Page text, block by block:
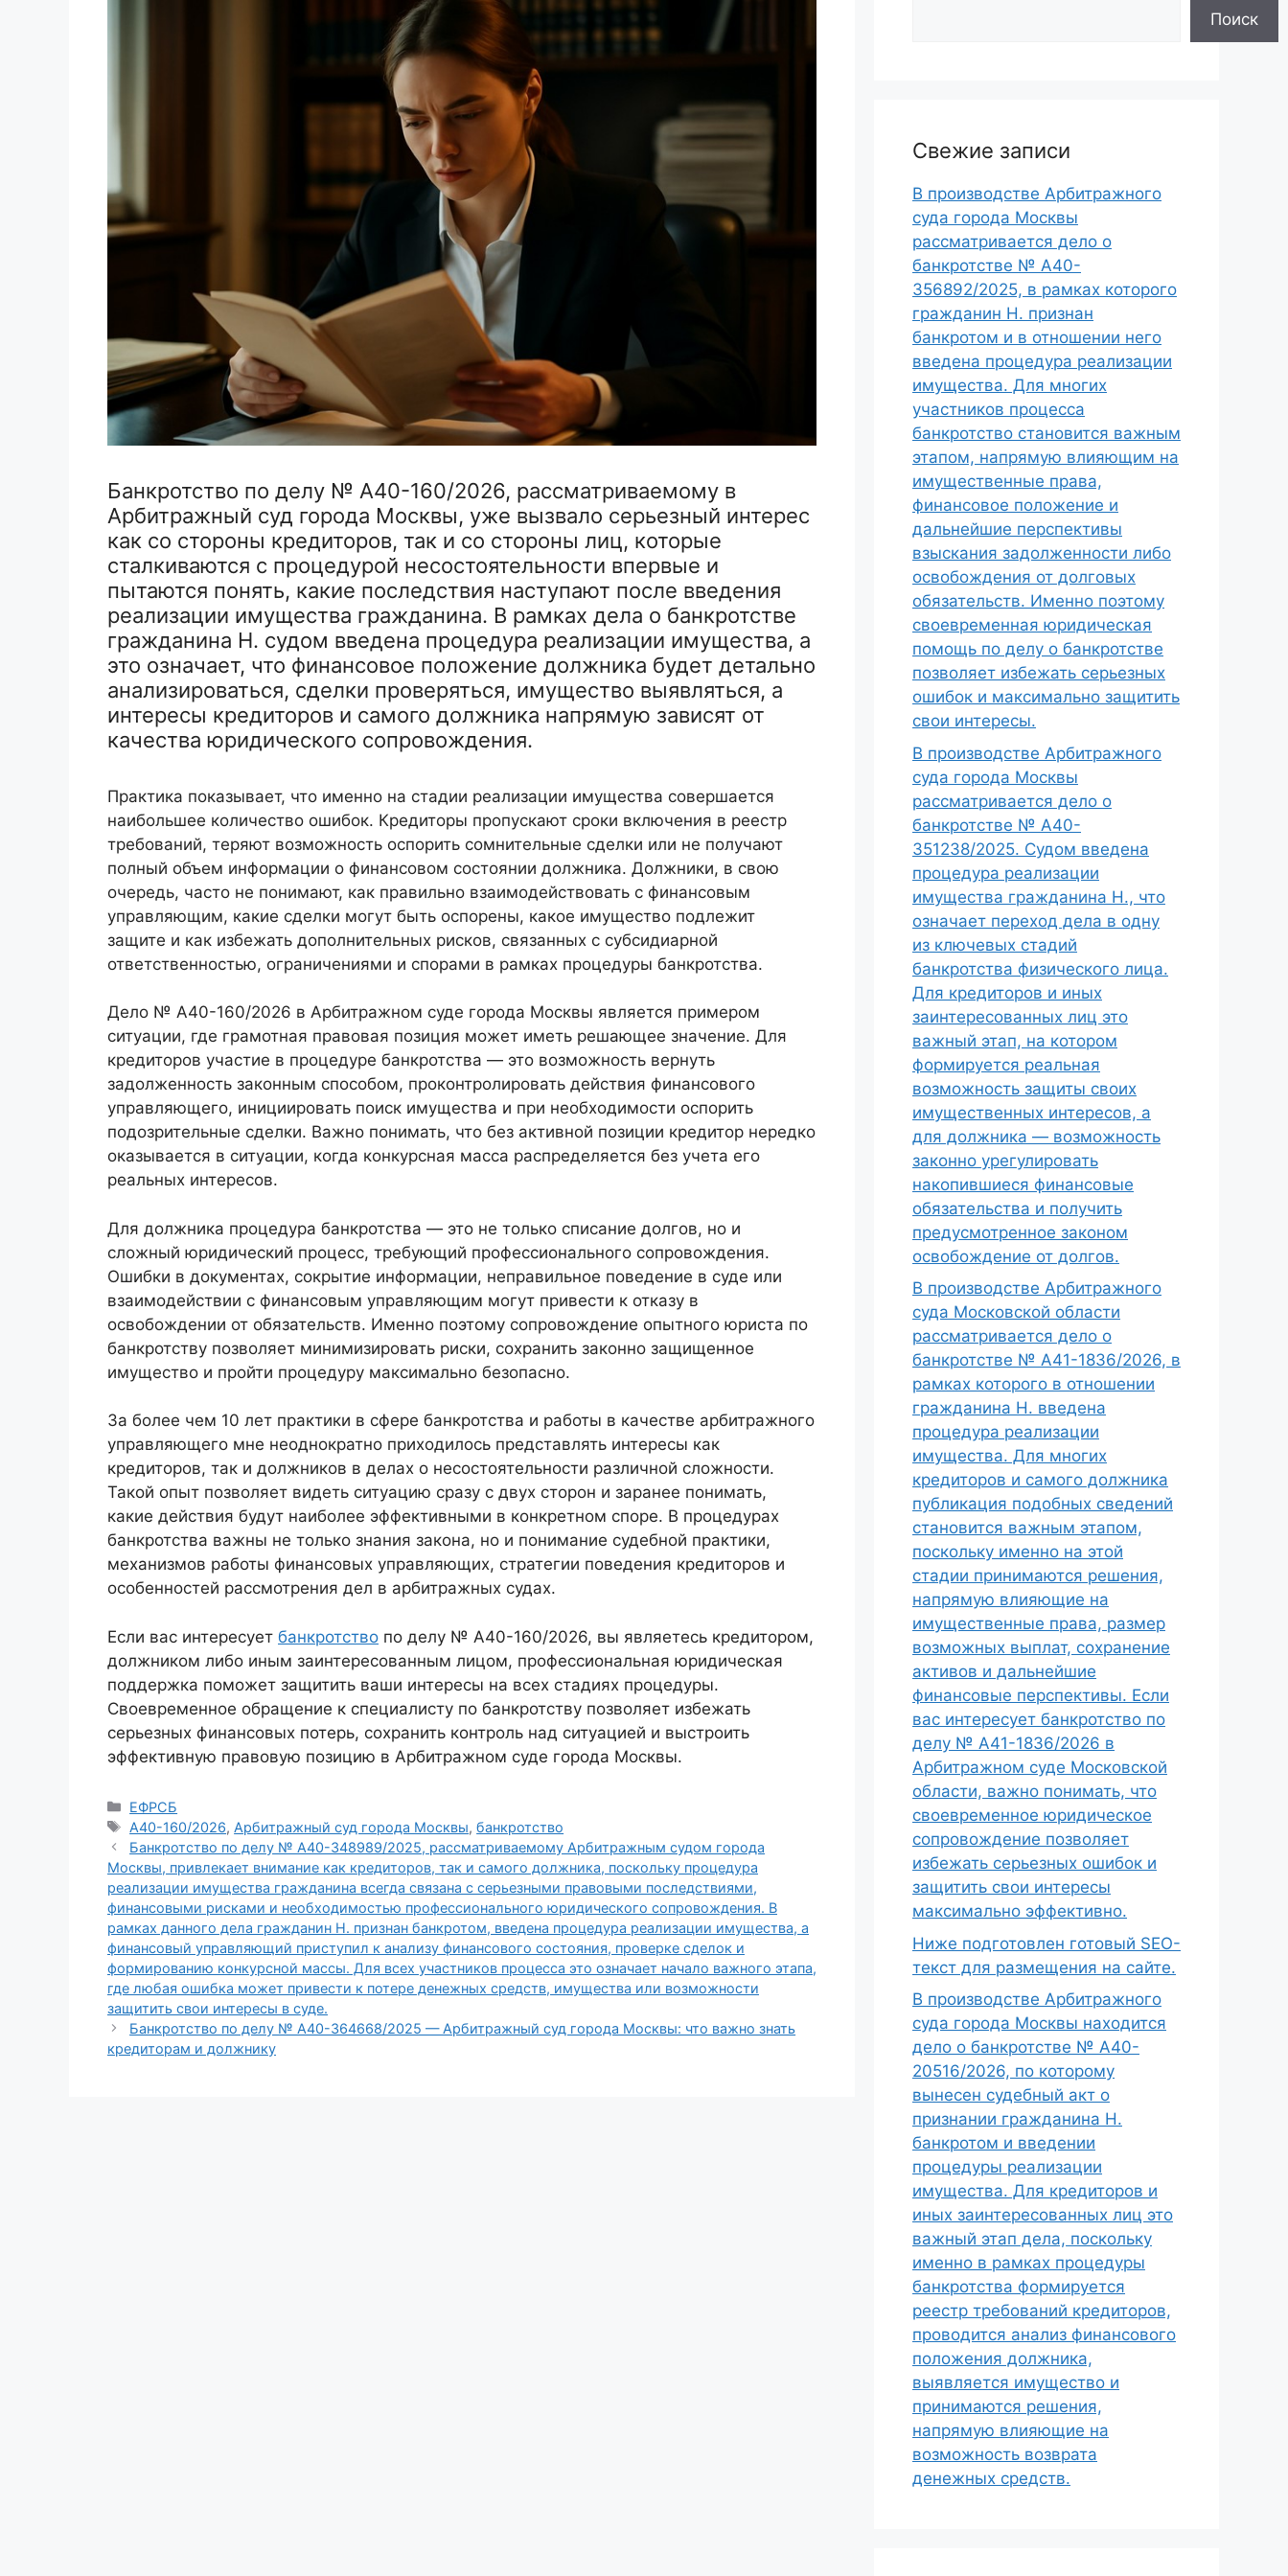
Банкротство по делу № А40-160/2026, рассматриваемому в
Арбитражный суд города Москвы, уже вызвало серьезный интерес
как со стороны кредиторов, так и со стороны лиц, которые
сталкиваются с процедурой несостоятельности впервые и
пытаются понять, какие последствия наступают после введения
реализации имущества гражданина. В рамках дела о банкротстве
гражданина Н. судом введена процедура реализации имущества, а
это означает, что финансовое положение должника будет детально
анализироваться, сделки проверяться, имущество выявляться, а
интересы кредиторов и самого должника напрямую зависят от
качества юридического сопровождения.
Практика показывает, что именно на стадии реализации имущества совершается
наибольшее количество ошибок. Кредиторы пропускают сроки включения в реестр
требований, теряют возможность оспорить сомнительные сделки или не получают
полный объем информации о финансовом состоянии должника. Должники, в свою
очередь, часто не понимают, как правильно взаимодействовать с финансовым
управляющим, какие сделки могут быть оспорены, какое имущество подлежит
защите и как избежать дополнительных рисков, связанных с субсидиарной
ответственностью, ограничениями и спорами в рамках процедуры банкротства.
Дело № А40-160/2026 в Арбитражном суде города Москвы является примером
ситуации, где грамотная правовая позиция может иметь решающее значение. Для
кредиторов участие в процедуре банкротства — это возможность вернуть
задолженность законным способом, проконтролировать действия финансового
управляющего, инициировать поиск имущества и при необходимости оспорить
подозрительные сделки. Важно понимать, что без активной позиции кредитор нередко
оказывается в ситуации, когда конкурсная масса распределяется без учета его
реальных интересов.
Для должника процедура банкротства — это не только списание долгов, но и
сложный юридический процесс, требующий профессионального сопровождения.
Ошибки в документах, сокрытие информации, неправильное поведение в суде или
взаимодействии с финансовым управляющим могут привести к отказу в
освобождении от обязательств. Именно поэтому сопровождение опытного юриста по
банкротству позволяет минимизировать риски, сохранить законно защищенное
имущество и пройти процедуру максимально безопасно.
За более чем 10 лет практики в сфере банкротства и работы в качестве арбитражного
управляющего мне неоднократно приходилось представлять интересы как
кредиторов, так и должников в делах о несостоятельности различной сложности.
Такой опыт позволяет видеть ситуацию сразу с двух сторон и заранее понимать,
какие действия будут наиболее эффективными в конкретном споре. В процедурах
банкротства важны не только знания закона, но и понимание судебной практики,
механизмов работы финансовых управляющих, стратегии поведения кредиторов и
особенностей рассмотрения дел в арбитражных судах.
Если вас интересует банкротство по делу № А40-160/2026, вы являетесь кредитором,
должником либо иным заинтересованным лицом, профессиональная юридическая
поддержка поможет защитить ваши интересы на всех стадиях процедуры.
Своевременное обращение к специалисту по банкротству позволяет избежать
серьезных финансовых потерь, сохранить контроль над ситуацией и выстроить
эффективную правовую позицию в Арбитражном суде города Москвы.
Рубрики
ЕФРСБ
Метки
А40-160/2026, Арбитражный суд города Москвы,банкротство
Банкротство по делу № А40-348989/2025, рассматриваемому Арбитражным судом города
Москвы, привлекает внимание как кредиторов, так и самого должника, поскольку процедура
реализации имущества гражданина всегда связана с серьезными правовыми последствиями,
финансовыми рисками и необходимостью профессионального юридического сопровождения. В
рамках данного дела гражданин Н. признан банкротом, введена процедура реализации имущества, а
финансовый управляющий приступил к анализу финансового состояния, проверке сделок и
формированию конкурсной массы. Для всех участников процесса это означает начало важного этапа,
где любая ошибка может привести к потере денежных средств, имущества или возможности
защитить свои интересы в суде.
Банкротство по делу № А40-364668/2025 — Арбитражный суд города Москвы: что важно знать
кредиторам и должнику
Поиск
Свежие записи
В производстве Арбитражного
суда города Москвы
рассматривается дело о
банкротстве № А40-
356892/2025, в рамках которого
гражданин Н. признан
банкротом и в отношении него
введена процедура реализации
имущества. Для многих
участников процесса
банкротство становится важным
этапом, напрямую влияющим на
имущественные права,
финансовое положение и
дальнейшие перспективы
взыскания задолженности либо
освобождения от долговых
обязательств. Именно поэтому
своевременная юридическая
помощь по делу о банкротстве
позволяет избежать серьезных
ошибок и максимально защитить
свои интересы.
В производстве Арбитражного
суда города Москвы
рассматривается дело о
банкротстве № А40-
351238/2025. Судом введена
процедура реализации
имущества гражданина Н., что
означает переход дела в одну
из ключевых стадий
банкротства физического лица.
Для кредиторов и иных
заинтересованных лиц это
важный этап, на котором
формируется реальная
возможность защиты своих
имущественных интересов, а
для должника — возможность
законно урегулировать
накопившиеся финансовые
обязательства и получить
предусмотренное законом
освобождение от долгов.
В производстве Арбитражного
суда Московской области
рассматривается дело о
банкротстве № А41-1836/2026, в
рамках которого в отношении
гражданина Н. введена
процедура реализации
имущества. Для многих
кредиторов и самого должника
публикация подобных сведений
становится важным этапом,
поскольку именно на этой
стадии принимаются решения,
напрямую влияющие на
имущественные права, размер
возможных выплат, сохранение
активов и дальнейшие
финансовые перспективы. Если
вас интересует банкротство по
делу № А41-1836/2026 в
Арбитражном суде Московской
области, важно понимать, что
своевременное юридическое
сопровождение позволяет
избежать серьезных ошибок и
защитить свои интересы
максимально эффективно.
Ниже подготовлен готовый SEO-
текст для размещения на сайте.
В производстве Арбитражного
суда города Москвы находится
дело о банкротстве № А40-
20516/2026, по которому
вынесен судебный акт о
признании гражданина Н.
банкротом и введении
процедуры реализации
имущества. Для кредиторов и
иных заинтересованных лиц это
важный этап дела, поскольку
именно в рамках процедуры
банкротства формируется
реестр требований кредиторов,
проводится анализ финансового
положения должника,
выявляется имущество и
принимаются решения,
напрямую влияющие на
возможность возврата
денежных средств.